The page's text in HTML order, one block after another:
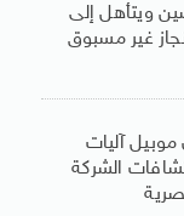
ويتأهل إلى
غير مسبوق
آليات
الشركة